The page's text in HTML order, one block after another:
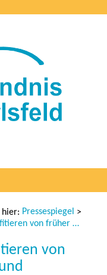
hier: Pressespiegel >
Jugendliche profitieren von früher Reflexion und Prävention
von